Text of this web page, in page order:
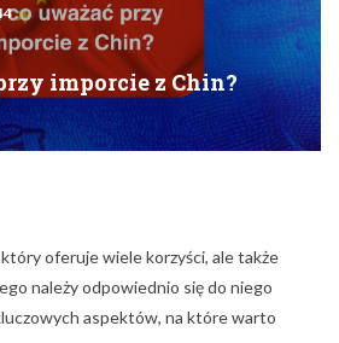
imporcie z Chin?
oferuje wiele korzyści, ale także
należy odpowiednio się do niego
aspektów, na które warto